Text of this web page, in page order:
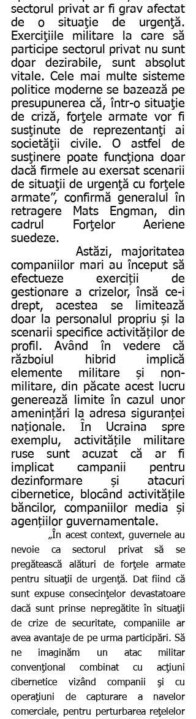
sectorul privat ar fi grav afectat
de o situaţie de urgenţă.
Exerciţiile militare la care să
participe sectorul privat nu sunt
doar dezirabile, sunt absolut
vitale. Cele mai multe sisteme
politice moderne se bazează pe
presupunerea că, într-o situaţie
de criză, forţele armate vor fi
susţinute de reprezentanţi ai
societăţii civile. O astfel de
susţinere poate funcţiona doar
dacă firmele au exersat scenarii
de situaţii de urgenţă cu forţele
armate”, confirmă generalul în
retragere Mats Engman, din
cadrul Forţelor Aeriene
suedeze.
companiilor mari au început să
efectueze exerciții de
gestionare a crizelor, însă ce-i
drept, acestea se limitează
doar la personalul propriu și la
scenarii specifice activităților de
profil. Având în vedere că
războiul hibrid implică
elemente militare și non-
militare, din păcate acest lucru
generează limite în cazul unor
amenințări la adresa siguranței
naționale. În Ucraina spre
exemplu, activitățile militare
ruse sunt acuzat că ar fi
implicat campanii pentru
dezinformare și atacuri
cibernetice, blocând activitățile
băncilor, companiilor media și
agențiilor guvernamentale.
          „În acest context, guvernele au
nevoie ca sectorul privat să se
pregătească alături de forţele armate
pentru situaţii de urgenţă. Dat fiind că
sunt expuse consecinţelor devastatoare
dacă sunt prinse nepregătite în situaţii
de crize de securitate, companiile ar
avea avantaje de pe urma participări. Să
ne imaginăm un atac militar
convenţional combinat cu acţiuni
cibernetice vizând companii şi cu
operaţiuni de capturare a navelor
comerciale, pentru perturbarea reţelelor